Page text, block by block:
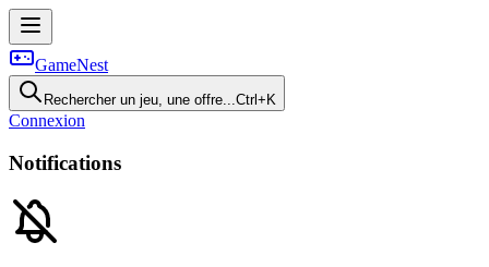
GameNest
Rechercher un jeu, une offre...Ctrl+K
Connexion
Notifications